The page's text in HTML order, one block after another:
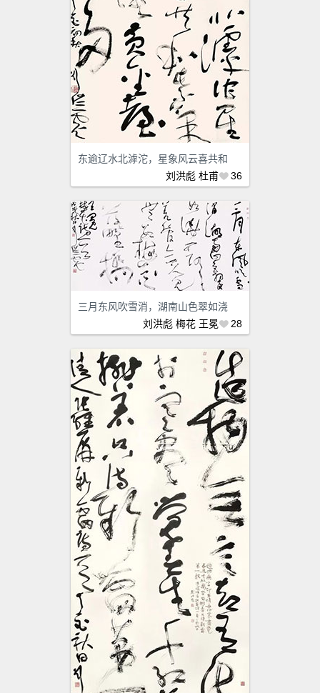
东逾辽水北滹沱，星象风云喜共和
刘洪彪 杜甫 36
三月东风吹雪消，湖南山色翠如浇
刘洪彪 梅花 王冕 28